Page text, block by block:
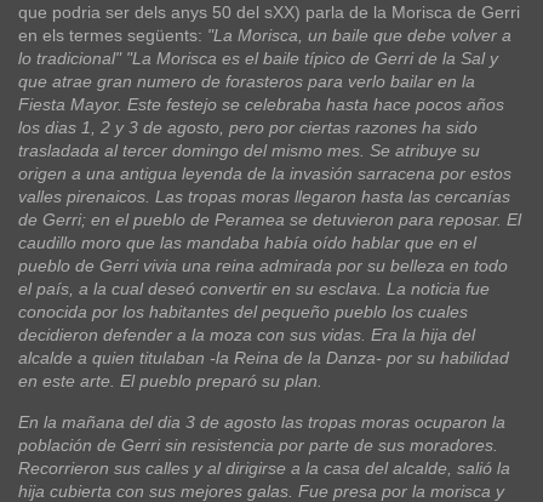
que podria ser dels anys 50 del sXX) parla de la Morisca de Gerri
en els termes següents: "La Morisca, un baile que debe volver a
lo tradicional" "La Morisca es el baile típico de Gerri de la Sal y
que atrae gran numero de forasteros para verlo bailar en la
Fiesta Mayor. Este festejo se celebraba hasta hace pocos años
los dias 1, 2 y 3 de agosto, pero por ciertas razones ha sido
trasladada al tercer domingo del mismo mes. Se atribuye su
origen a una antigua leyenda de la invasión sarracena por estos
valles pirenaicos. Las tropas moras llegaron hasta las cercanías
de Gerri; en el pueblo de Peramea se detuvieron para reposar. El
caudillo moro que las mandaba había oído hablar que en el
pueblo de Gerri vivia una reina admirada por su belleza en todo
el país, a la cual deseó convertir en su esclava. La noticia fue
conocida por los habitantes del pequeño pueblo los cuales
decidieron defender a la moza con sus vidas. Era la hija del
alcalde a quien titulaban -la Reina de la Danza- por su habilidad
en este arte. El pueblo preparó su plan.
En la mañana del dia 3 de agosto las tropas moras ocuparon la
población de Gerri sin resistencia por parte de sus moradores.
Recorrieron sus calles y al dirigirse a la casa del alcalde, salió la
hija cubierta con sus mejores galas. Fue presa por la morisca y